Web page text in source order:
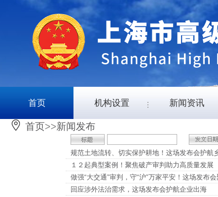
首页 机构设置 新闻资讯
首页>>新闻发布
规范土地流转、切实保护耕地！这场发布会护航
１２起典型案例！聚焦破产审判助力高质量发展
做强“大交通”审判，守“沪”万家平安！这场发布
回应涉外法治需求，这场发布会护航企业出海